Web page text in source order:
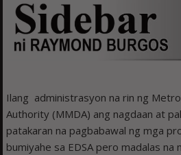
Ilang administrasyon na rin ng
Authority (MMDA) ang nagdaan at
patakaran na pagbabawal ng mga
bumiyahe sa EDSA pero madalas na